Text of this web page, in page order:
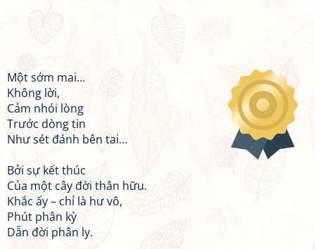
Một sớm mai…
Không lời,
Cảm nhói lòng
Trước dòng tin
Như sét đánh bên tai…
Bởi sự kết thúc
Của một cây đời thân hữu.
Khắc ấy – chỉ là hư vô,
Phút phân kỳ
Dẫn đời phân ly.